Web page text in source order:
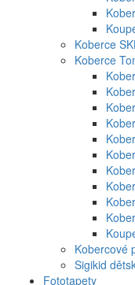
Koberce
Koberce
Kobercové
Sigikid
Fototapety